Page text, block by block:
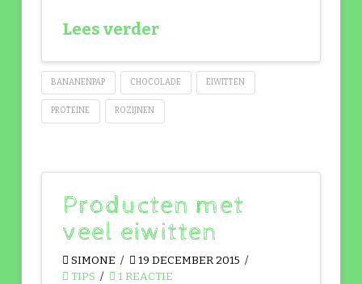
Lees verder
BANANENPAP CHOCOLADE EIWITTEN
PROTEINE ROZIJNEN
Producten met
veel eiwitten
SIMONE
19 DECEMBER 2015
TIPS
1 REACTIE